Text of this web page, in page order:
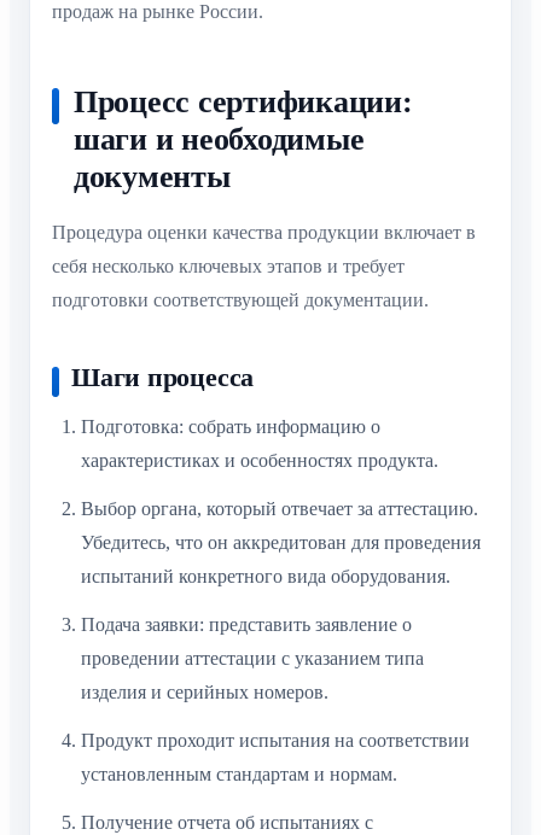
продаж на рынке России.
Процесс сертификации:
шаги и необходимые
документы
Процедура оценки качества продукции включает в
себя несколько ключевых этапов и требует
подготовки соответствующей документации.
Шаги процесса
Подготовка: собрать информацию о
характеристиках и особенностях продукта.
Выбор органа, который отвечает за аттестацию.
Убедитесь, что он аккредитован для проведения
испытаний конкретного вида оборудования.
Подача заявки: представить заявление о
проведении аттестации с указанием типа
изделия и серийных номеров.
Продукт проходит испытания на соответствии
установленным стандартам и нормам.
Получение отчета об испытаниях с